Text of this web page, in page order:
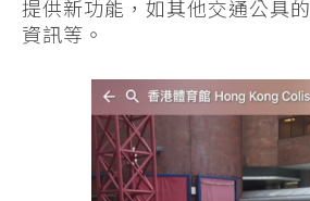
提供新功能，如其他交通公具
資訊等。